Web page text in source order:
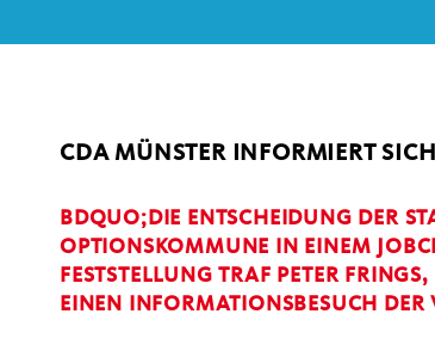
CDA MÜNSTER INFORMIERT
BDQUO;DIE ENTSCHEIDUNG DER
OPTIONSKOMMUNE IN EINEM
FESTSTELLUNG TRAF PETER
EINEN INFORMATIONSBESUCH